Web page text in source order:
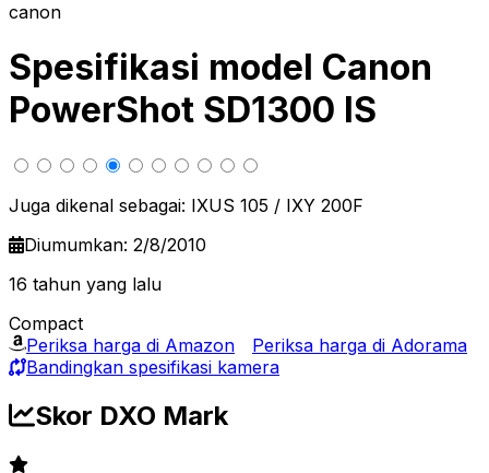
canon
Spesifikasi model Canon
PowerShot SD1300 IS
Juga dikenal sebagai: IXUS 105 / IXY 200F
Diumumkan: 2/8/2010
16 tahun yang lalu
Compact
Periksa harga di Amazon
Periksa harga di Adorama
Bandingkan spesifikasi kamera
Skor DXO Mark